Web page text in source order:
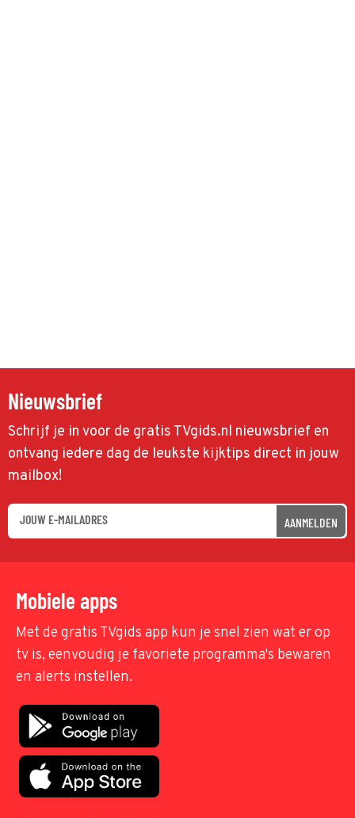
Nieuwsbrief
Schrijf je in voor de gratis TVgids.nl nieuwsbrief en
ontvang iedere dag de leukste kijktips direct in jouw
mailbox!
AANMELDEN
Mobiele apps
Met de gratis TVgids app kun je snel zien wat er op
tv is, eenvoudig je favoriete programma's bewaren
en alerts instellen.